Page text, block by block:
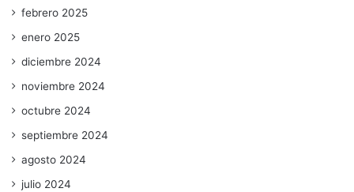
febrero 2025
enero 2025
diciembre 2024
noviembre 2024
octubre 2024
septiembre 2024
agosto 2024
julio 2024